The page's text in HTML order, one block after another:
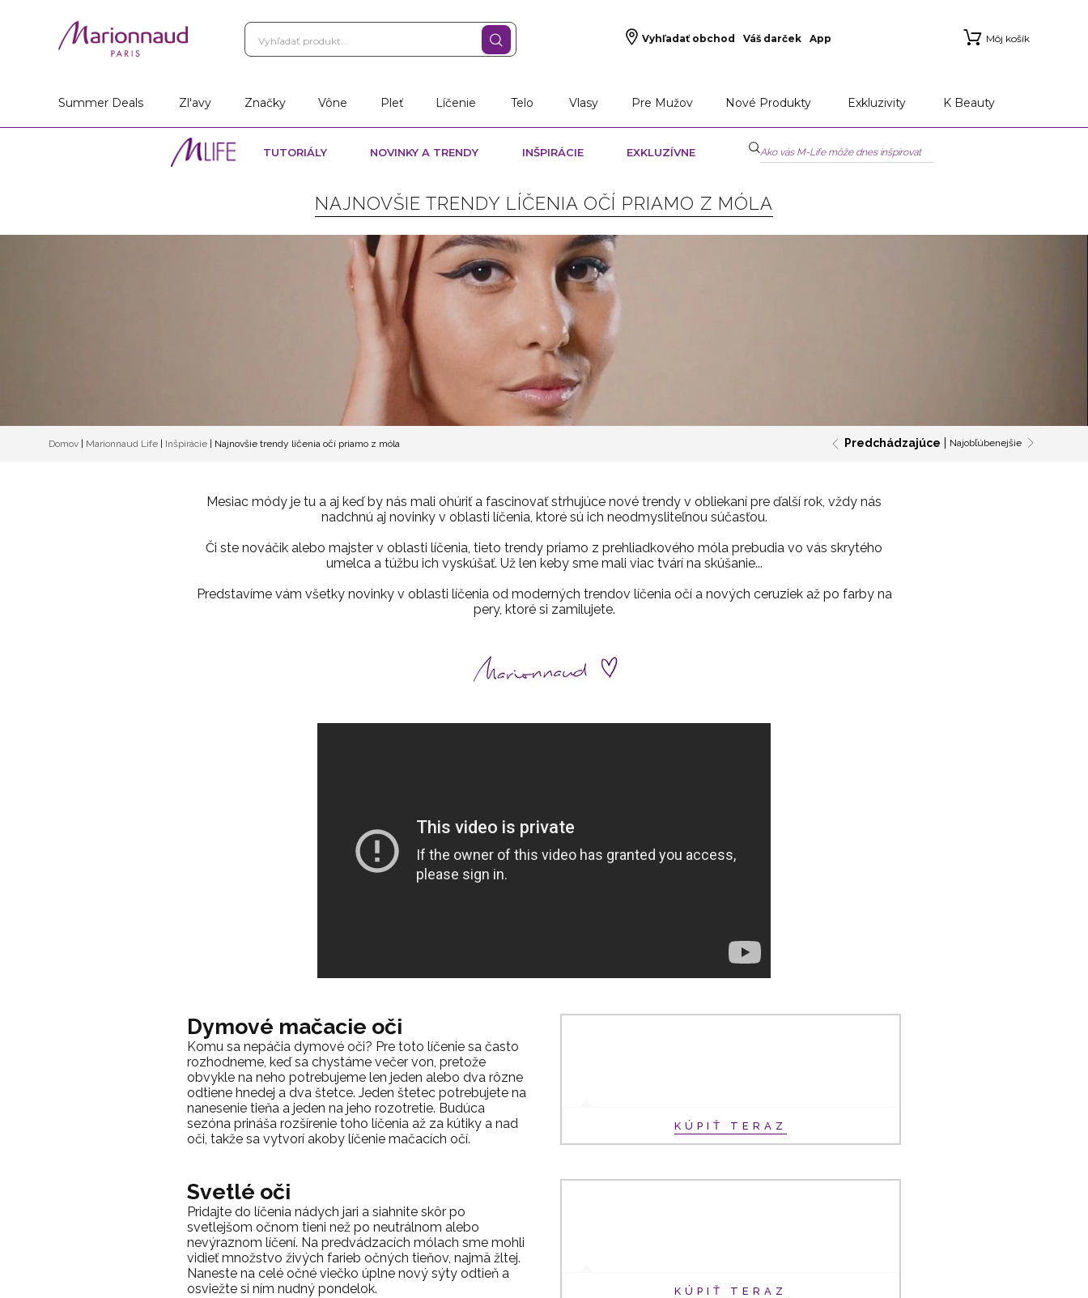
Vyhľadať obchod Váš darček App Môj košík
Summer Deals Zl'avy Značky Vône Pleť Líčenie Telo Vlasy Pre Mužov Nové Produkty Exkluzivity K Beauty
TUTORIÁLY NOVINKY A TRENDY INŠPIRÁCIE EXKLUZÍVNE
NAJNOVŠIE TRENDY LÍČENIA OČÍ PRIAMO Z MÓLA
Domov | Marionnaud Life | Inšpirácie | Najnovšie trendy líčenia očí priamo z móla Predchádzajúce Najobľúbenejšie
Mesiac módy je tu a aj keď by nás mali ohúriť a fascinovať strhujúce nové trendy v obliekaní pre ďalší rok, vždy nás
nadchnú aj novinky v oblasti líčenia, ktoré sú ich neodmysliteľnou súčasťou.
Či ste nováčik alebo majster v oblasti líčenia, tieto trendy priamo z prehliadkového móla prebudia vo vás skrytého
umelca a túžbu ich vyskúšať. Už len keby sme mali viac tvárí na skúšanie...
Predstavíme vám všetky novinky v oblasti líčenia od moderných trendov líčenia očí a nových ceruziek až po farby na
pery, ktoré si zamilujete.
Dymové mačacie oči
Komu sa nepáčia dymové oči? Pre toto líčenie sa často
rozhodneme, keď sa chystáme večer von, pretože
obvykle na neho potrebujeme len jeden alebo dva rôzne
odtiene hnedej a dva štetce. Jeden štetec potrebujete na
nanesenie tieňa a jeden na jeho rozotretie. Budúca
sezóna prináša rozšírenie toho líčenia až za kútiky a nad
oči, takže sa vytvorí akoby líčenie mačacích očí.
KÚPIŤ TERAZ
Svetlé oči
Pridajte do líčenia nádych jari a siahnite skôr po
svetlejšom očnom tieni než po neutrálnom alebo
nevýraznom líčení. Na predvádzacích mólach sme mohli
vidieť množstvo živých farieb očných tieňov, najmä žltej.
Naneste na celé očné viečko úplne nový sýty odtieň a
osviežte si ním nudný pondelok.
KÚPIŤ TERAZ